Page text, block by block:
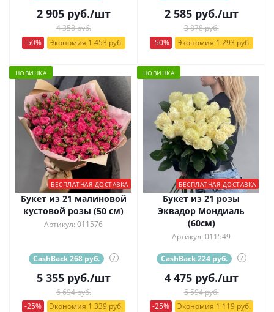
2 905руб./шт
4 358 руб.
-50%
Экономия 1 453 руб.
2 585руб./шт
3 878 руб.
-50%
Экономия 1 293 руб.
НОВИНКА
БЕСПЛАТНАЯ ДОСТАВКА
Букет из 21 малиновой
кустовой розы (50 см)
Артикул: 011576
CashBack 268 руб. ?
5 355руб./шт
6 694 руб.
-25%
Экономия 1 339 руб.
НОВИНКА
БЕСПЛАТНАЯ ДОСТАВКА
Букет из 21 розы
Эквадор Мондиаль
(60см)
Артикул: 011549
CashBack 224 руб. ?
4 475руб./шт
5 594 руб.
-25%
Экономия 1 119 руб.